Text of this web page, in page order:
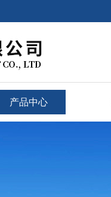
产品中心